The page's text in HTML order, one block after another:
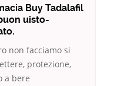
Buy Tadalafil
uisto-
non facciamo si
protezione,
a bere